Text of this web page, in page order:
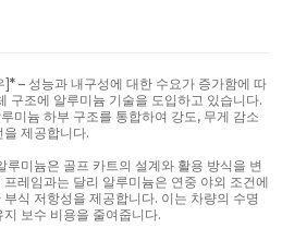
– 성능과 내구성에 대한 수요가 증가함에 따
구조에 알루미늄 기술을 도입하고 있습니다.
미늄 하부 구조를 통합하여 강도, 무게 감소
제공합니다.
루미늄은 골프 카트의 설계와 활용 방식을 변
레임과는 달리 알루미늄은 연중 야외 조건에
식 저항성을 제공합니다. 이는 차량의 수명
보수 비용을 줄여줍니다.